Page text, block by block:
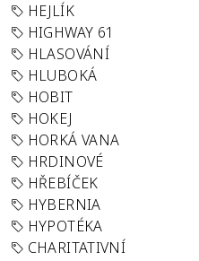
HEJLÍK
HIGHWAY 61
HLASOVÁNÍ
HLUBOKÁ
HOBIT
HOKEJ
HORKÁ VANA
HRDINOVÉ
HŘEBÍČEK
HYBERNIA
HYPOTÉKA
CHARITATIVNÍ